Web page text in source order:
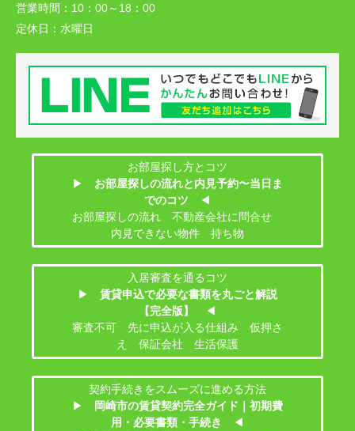
営業時間： 10：00～18：00
定休日： 水曜日
お部屋探し方とコツ
▶
お部屋探しの流れと内見予約〜当日ま
でのコツ
◀
お部屋探しの流れ 不動産会社に問合せ
内見できない物件 持ち物
入居審査を通るコツ
▶
賃貸申込で必要な書類を丸ごと解説
【完全版】
◀
審査不可 先に申込が入る仕組み 仮押さ
え 保証会社 生活保護
契約手続きをスムーズに進める方法
▶
岡崎市の賃貸契約完全ガイド｜初期費
用・必要書類・手続き
◀